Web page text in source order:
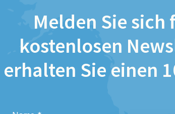
Melden Sie sich
kostenlosen
erhalten Sie einen